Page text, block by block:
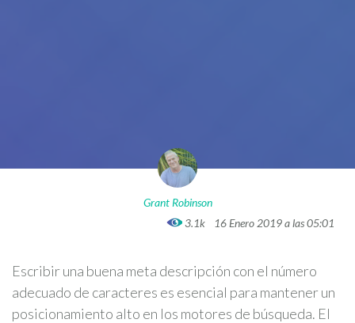
Grant Robinson
3.1k
16 Enero 2019 a las 05:01
Escribir una buena meta descripción con el número
adecuado de caracteres es esencial para mantener un
posicionamiento alto en los motores de búsqueda. El